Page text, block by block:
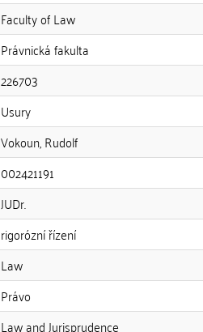
Faculty of Law
Právnická fakulta
226703
Usury
Vokoun, Rudolf
002421191
JUDr.
rigorózní řízení
Law
Právo
Law and Jurisprudence